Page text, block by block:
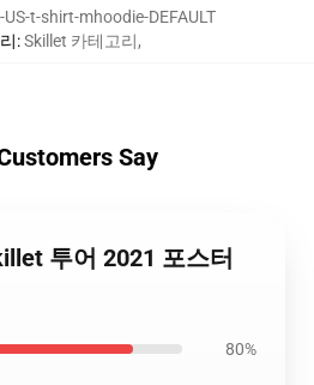
t-shirt-mhoodie-DEFAULT
:Skillet 카테고리,
Say
투어 2021 포스터
80%